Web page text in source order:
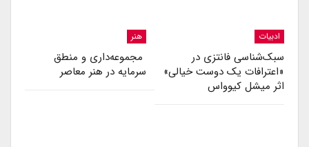
ادبیات
سبک‌شناسی فانتزی در
«اعترافات یک دوست خیالی»
اثر میشل کیوواس
هنر
مجموعه‌داری و منطق
سرمایه در هنر معاصر